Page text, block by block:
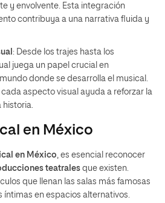
y envolvente. Esta integración
contribuya a una narrativa fluida y
: Desde los trajes hasta los
juega un papel crucial en
donde se desarrolla el musical.
cada aspecto visual ayuda a reforzar la
en México
en México , es esencial reconocer
teatrales que existen.
que llenan las salas más famosas
en espacios alternativos.